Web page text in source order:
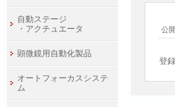
公
登
自動ステージ
・アクチュエータ
顕微鏡用自動化製品
オートフォーカスシステ
ム